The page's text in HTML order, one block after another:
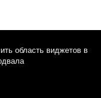
область виджетов в